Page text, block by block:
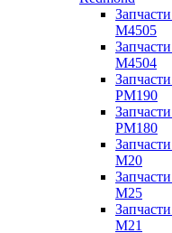
M4505
M4504
PM190
PM180
M20
M25
M21